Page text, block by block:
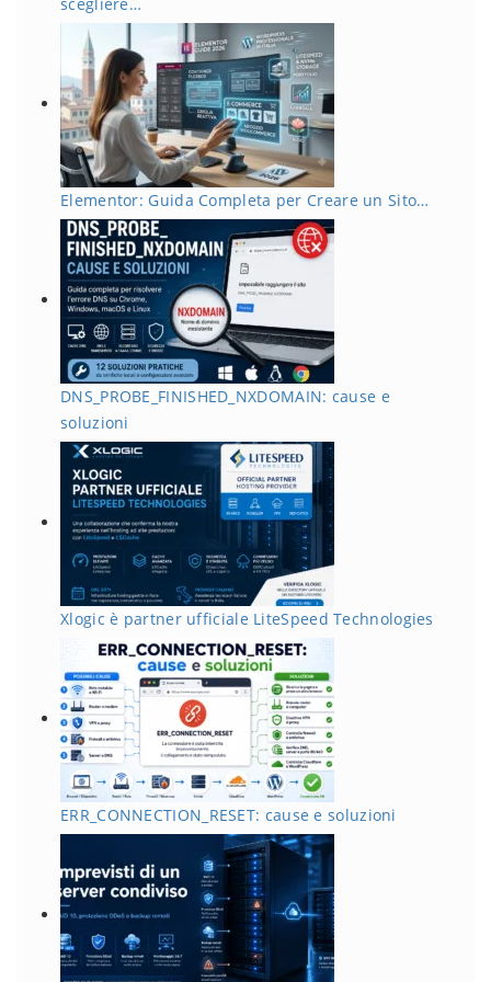
Elementor: Guida Completa per Creare un Sito…
DNS_PROBE_FINISHED_NXDOMAIN: cause e
soluzioni
Xlogic è partner ufficiale LiteSpeed Technologies
ERR_CONNECTION_RESET: cause e soluzioni